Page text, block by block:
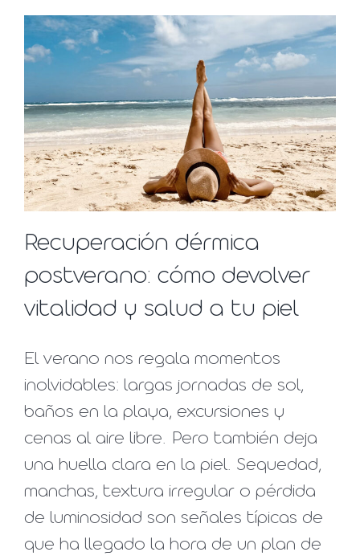
Recuperación dérmica
postverano: cómo devolver
vitalidad y salud a tu piel
El verano nos regala momentos
inolvidables: largas jornadas de sol,
baños en la playa, excursiones y
cenas al aire libre. Pero también deja
una huella clara en la piel. Sequedad,
manchas, textura irregular o pérdida
de luminosidad son señales típicas de
que ha llegado la hora de un plan de